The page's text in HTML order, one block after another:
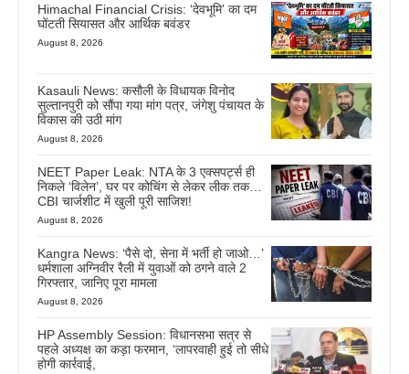
Himachal Financial Crisis: ‘देवभूमि’ का दम
घोंटती सियासत और आर्थिक बवंडर
August 8, 2026
Kasauli News: कसौली के विधायक विनोद
सुल्तानपुरी को सौंपा गया मांग पत्र, जंगेशु पंचायत के
विकास की उठी मांग
August 8, 2026
NEET Paper Leak: NTA के 3 एक्सपर्ट्स ही
निकले ‘विलेन’, घर पर कोचिंग से लेकर लीक तक…
CBI चार्जशीट में खुली पूरी साजिश!
August 8, 2026
Kangra News: ‘पैसे दो, सेना में भर्ती हो जाओ…’
धर्मशाला अग्निवीर रैली में युवाओं को ठगने वाले 2
गिरफ्तार, जानिए पूरा मामला
August 8, 2026
HP Assembly Session: विधानसभा सत्र से
पहले अध्यक्ष का कड़ा फरमान, ‘लापरवाही हुई तो सीधे
होगी कार्रवाई,